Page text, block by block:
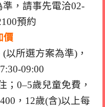
，請事先電洽02-
預約
價
以所選方案為準)，
09:00
；0–5歲兒童免費，
，12歲(含)以上每